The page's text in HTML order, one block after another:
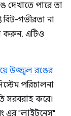
দেখাতে পারে তা
বিট-গভীরতা না
করুন, এটিও
উজ্জ্বল রঙের
পরিচালনা
সরবরাহ করে।
এর "লাইটনেস"